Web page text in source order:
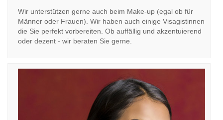
Wir unterstützen gerne auch beim Make-up (egal ob für
Männer oder Frauen). Wir haben auch einige Visagistinnen
die Sie perfekt vorbereiten. Ob auffällig und akzentuierend
oder dezent - wir beraten Sie gerne.